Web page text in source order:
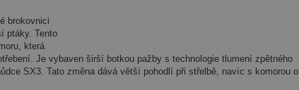
brokovnici
ptáky. Tento
která
Je vybaven širší botkou pažby s technologie tlumení zpětného
SX3. Tato změna dává větší pohodlí při střelbě, navíc s komorou o